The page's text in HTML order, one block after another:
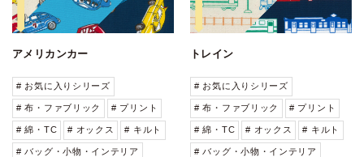
アメリカンカー
# お気に入りシリーズ
# 布・ファブリック # プリント
# 綿・TC # オックス # キルト
# バッグ・小物・インテリア
トレイン
# お気に入りシリーズ
# 布・ファブリック # プリント
# 綿・TC # オックス # キルト
# バッグ・小物・インテリア